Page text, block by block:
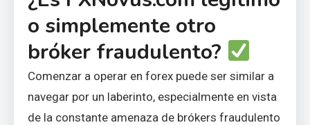
o simplemente otro
bróker fraudulento?
Comenzar a operar en forex puede ser similar a
navegar por un laberinto, especialmente en vista
de la constante amenaza de brókers fraudulento